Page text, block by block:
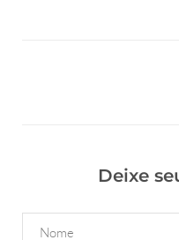
Deixe